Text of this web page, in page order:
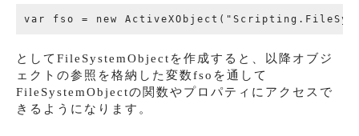
としてFileSystemObjectを作成すると、以降オブジ
ェクトの参照を格納した変数fsoを通して
FileSystemObjectの関数やプロパティにアクセスで
きるようになります。